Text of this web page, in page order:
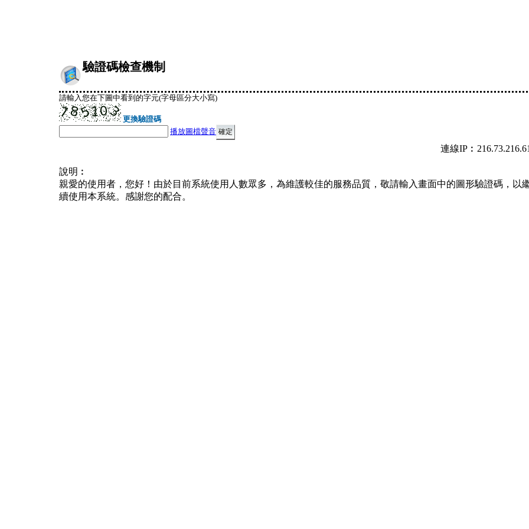
驗證碼檢查機制
請輸入您在下圖中看到的字元(字母區分大小寫)
更換驗證碼
播放圖檔聲音
連線
說明︰
親愛的使用者，您好！由於目前系統使用人數眾多，為維護較佳的服務品質，敬請輸入畫面中的圖形驗證碼，以
續使用本系統。感謝您的配合。